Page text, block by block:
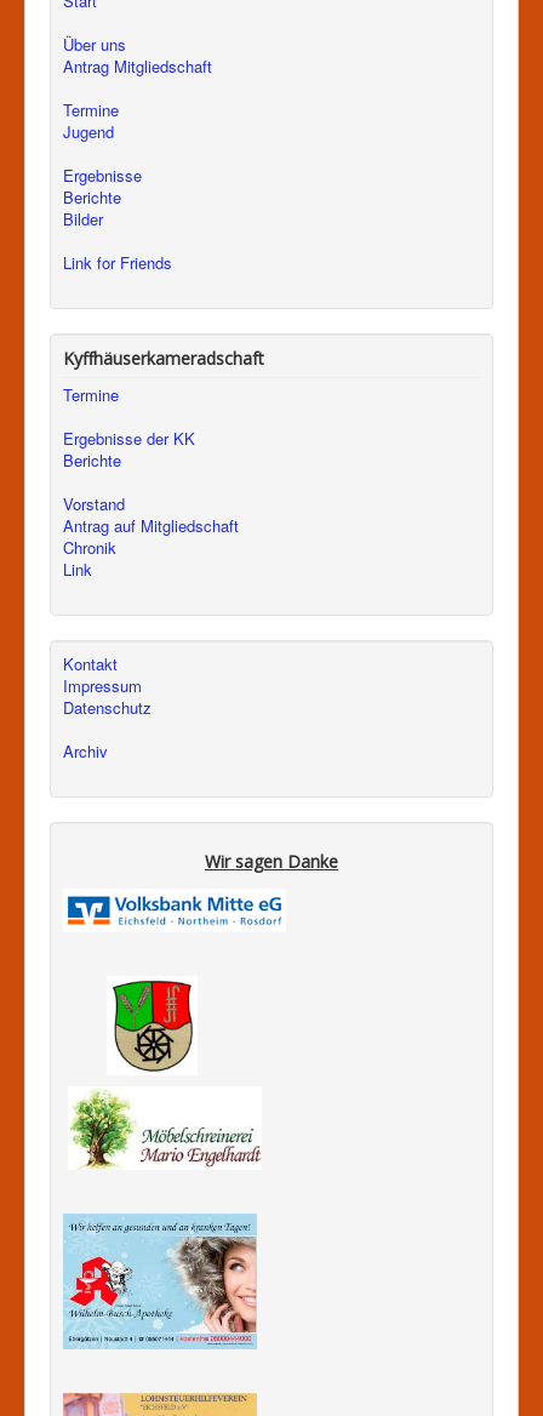
Über uns
Antrag Mitgliedschaft
Termine
Jugend
Ergebnisse
Berichte
Bilder
Link for Friends
Kyffhäuserkameradschaft
Termine
Ergebnisse der KK
Berichte
Vorstand
Antrag auf Mitgliedschaft
Chronik
Link
Kontakt
Impressum
Datenschutz
Archiv
Wir sagen Danke